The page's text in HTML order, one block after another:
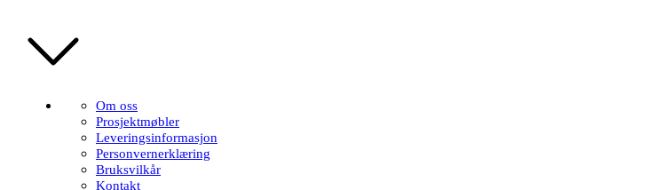
Om oss
Prosjektmøbler
Leveringsinformasjon
Personvernerklæring
Bruksvilkår
Kontakt